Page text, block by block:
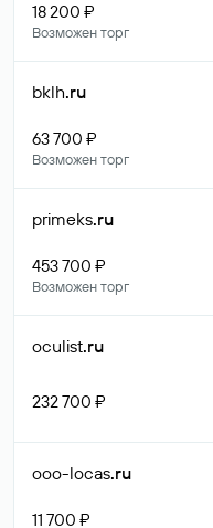
18 200 ₽
Возможен торг
bklh.ru
63 700 ₽
Возможен торг
primeks.ru
453 700 ₽
Возможен торг
oculist.ru
232 700 ₽
ooo-locas.ru
11 700 ₽